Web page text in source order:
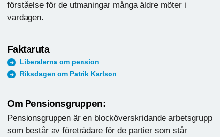
förståelse för de utmaningar många äldre möter i
vardagen.
Faktaruta
Liberalerna om pension
Riksdagen om Patrik Karlson
Om Pensionsgruppen:
Pensionsgruppen är en blocköverskridande arbetsgrupp
som består av företrädare för de partier som står